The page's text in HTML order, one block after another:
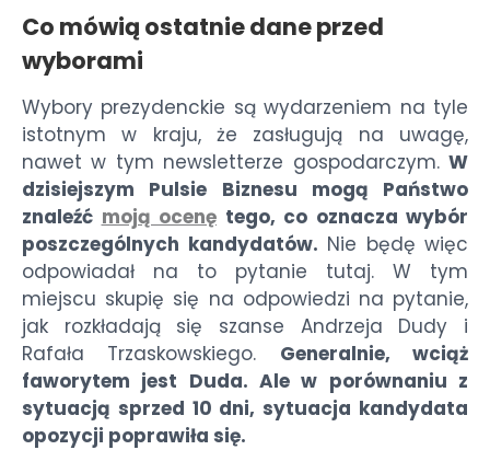
Co mówią ostatnie dane przed
wyborami
Wybory prezydenckie są wydarzeniem na tyle
istotnym w kraju, że zasługują na uwagę,
nawet w tym newsletterze gospodarczym. W
dzisiejszym Pulsie Biznesu mogą Państwo
znaleźć moją ocenę tego, co oznacza wybór
poszczególnych kandydatów. Nie będę więc
odpowiadał na to pytanie tutaj. W tym
miejscu skupię się na odpowiedzi na pytanie,
jak rozkładają się szanse Andrzeja Dudy i
Rafała Trzaskowskiego. Generalnie, wciąż
faworytem jest Duda. Ale w porównaniu z
sytuacją sprzed 10 dni, sytuacja kandydata
opozycji poprawiła się.